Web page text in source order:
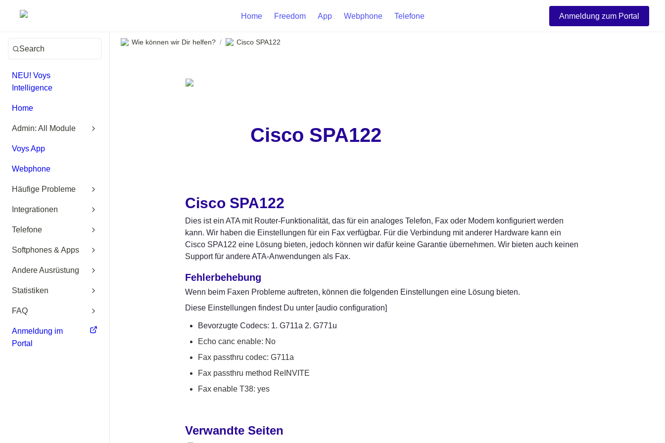
Home Freedom App Webphone Telefone Anmeldung zum Portal
Search
NEU! Voys
Intelligence
Home
Admin: All Module
Voys App
Webphone
Häufige Probleme
Integrationen
Telefone
Softphones & Apps
Andere Ausrüstung
Statistiken
FAQ
Anmeldung im
Portal
Wie können wir Dir helfen? / Cisco SPA122
Cisco SPA122
Cisco SPA122
Dies ist ein ATA mit Router-Funktionalität, das für ein analoges Telefon, Fax oder Modem konfiguriert werden
kann. Wir haben die Einstellungen für ein Fax verfügbar. Für die Verbindung mit anderer Hardware kann ein
Cisco SPA122 eine Lösung bieten, jedoch können wir dafür keine Garantie übernehmen. Wir bieten auch keinen
Support für andere ATA-Anwendungen als Fax.
Fehlerbehebung
Wenn beim Faxen Probleme auftreten, können die folgenden Einstellungen eine Lösung bieten.
Diese Einstellungen findest Du unter [audio configuration]
Bevorzugte Codecs: 1. G711a 2. G771u
Echo canc enable: No
Fax passthru codec: G711a
Fax passthru method ReINVITE
Fax enable T38: yes
Verwandte Seiten